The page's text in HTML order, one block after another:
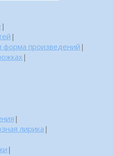
|
|
форма произведений |
|
|
лирика |
|